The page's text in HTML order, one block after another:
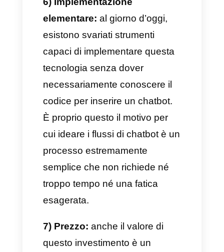
interazioni
contemporaneamente senza
che il cliente debba attendere
una risposta.
3) Miglioramento
dell’immagine del brand:
migliorando il servizio e la
velocità, miglioreremo anche la
percezione del brand all’interno
servizio da noi offerto risulterà